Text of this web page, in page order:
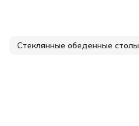
Стеклянные обеденные столы